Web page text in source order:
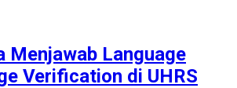
Menjawab Language
Verification di UHRS